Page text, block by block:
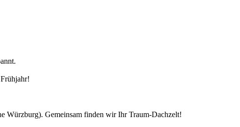
Würzburg). Gemeinsam finden wir Ihr Traum-Dachzelt!